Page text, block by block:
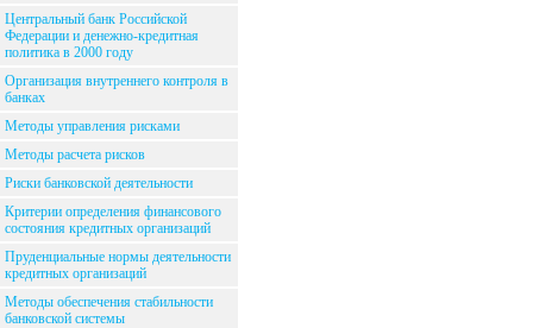
Центральный банк Российской
Федерации и денежно-кредитная
политика в 2000 году
Организация внутреннего контроля в
банках
Методы управления рисками
Методы расчета рисков
Риски банковской деятельности
Критерии определения финансового
состояния кредитных организаций
Пруденциальные нормы деятельности
кредитных организаций
Методы обеспечения стабильности
банковской системы